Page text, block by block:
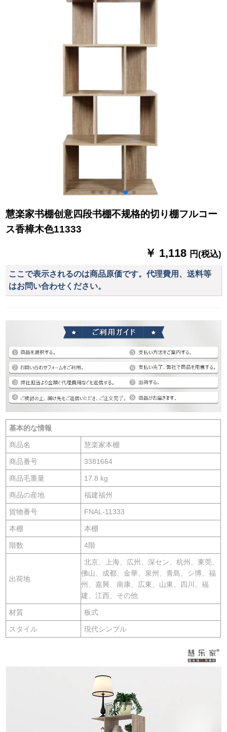
慧楽家书棚创意四段书棚不规格的切り棚フルコー
ス香樟木色11333
￥ 1,118 円(税込)
ここで表示されるのは商品原価です。代理費用、送料等
はお問い合わせください。
基本的な情報
商品名 慧楽家本棚
商品番号 3381664
商品毛重量 17.8 kg
商品の産地 福建福州
貨物番号 FNAL-11333
本棚 本棚
階数 4階
出荷地
北京、上海、広州、深セン、杭州、東莞、
佛山、成都、金華、泉州、青島、シ博、福
州、嘉興、南康、広東、山東、四川、福
建、江西、その他
材質 板式
スタイル 現代シンプル